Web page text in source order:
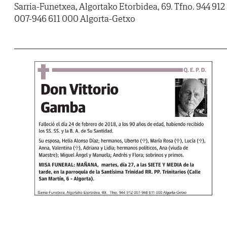
Sarria-Funetxea, Algortako Etorbidea, 69. Tfno. 944 912
007-946 611 000 Algorta-Getxo